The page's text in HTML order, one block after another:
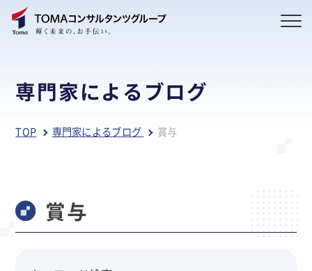
専門家によるブログ
TOP 専門家によるブログ 賞与
賞与